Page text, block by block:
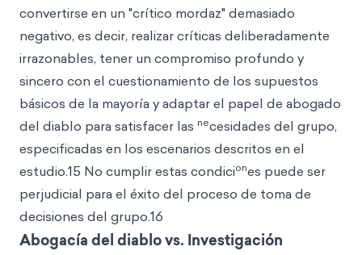
convertirse en un "crítico mordaz" demasiado
negativo, es decir, realizar críticas deliberadamente
irrazonables, tener un compromiso profundo y
sincero con el cuestionamiento de los supuestos
básicos de la mayoría y adaptar el papel de abogado
del diablo para satisfacer las necesidades del grupo,
especificadas en los escenarios descritos en el
estudio.15 No cumplir estas condiciones puede ser
perjudicial para el éxito del proceso de toma de
decisiones del grupo.16
Abogacía del diablo vs. Investigación